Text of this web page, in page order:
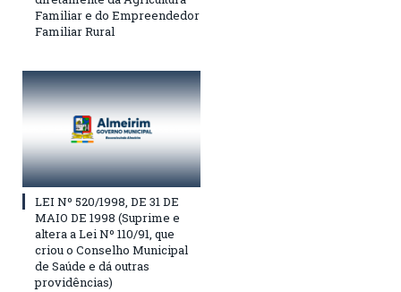
Familiar e do Empreendedor
Familiar Rural
LEI Nº 520/1998, DE 31 DE
MAIO DE 1998 (Suprime e
altera a Lei Nº 110/91, que
criou o Conselho Municipal
de Saúde e dá outras
providências)